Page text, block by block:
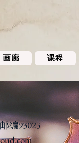
画廊 课程
编93023